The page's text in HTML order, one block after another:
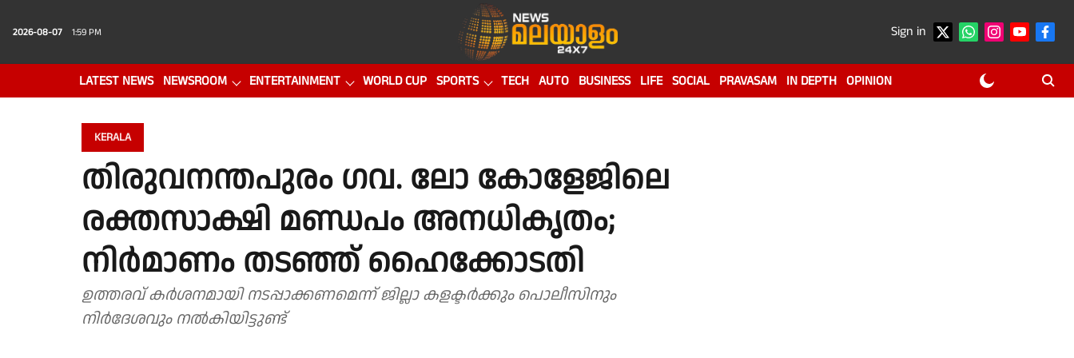
2026-08-07 1:59 PM Sign in
LATEST NEWS NEWSROOM ENTERTAINMENT WORLD CUP SPORTS TECH AUTO BUSINESS LIFE SOCIAL PRAVASAM IN DEPTH OPINION
KERALA
തിരുവനന്തപുരം ഗവ. ലോ കോളേജിലെ
രക്തസാക്ഷി മണ്ഡപം അനധികൃതം;
നിർമാണം തടഞ്ഞ് ഹൈക്കോടതി
ഉത്തരവ് കർശനമായി നടപ്പാക്കണമെന്ന് ജില്ലാ കളക്ടർക്കും പൊലീസിനും
നിർദേശവും നൽകിയിട്ടുണ്ട്